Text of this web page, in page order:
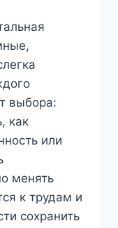
выбора:
как
или
менять
к трудам и
сохранить